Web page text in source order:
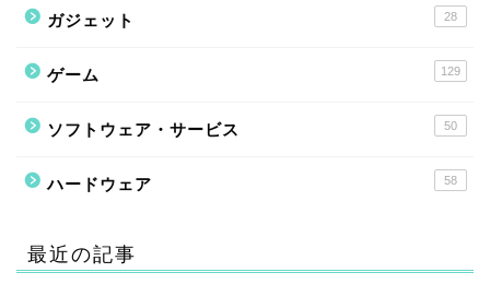
ガジェット 28
ゲーム 129
ソフトウェア・サービス 50
ハードウェア 58
最近の記事